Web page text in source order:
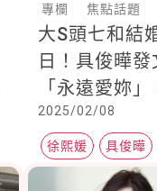
專欄 焦點話題
大S頭七和結
日！具俊曄發
「永遠愛妳」
琴配樂催淚
2025/02/08
徐熙媛 具俊曄